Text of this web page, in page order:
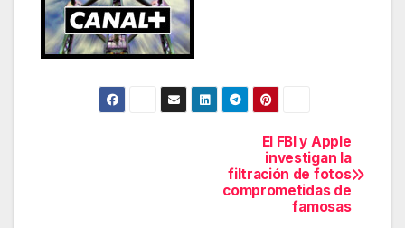
El FBI y Apple
investigan la
filtración de fotos
comprometidas de
famosas